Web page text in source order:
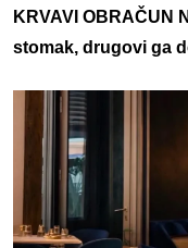
KRVAVI OBRAČUN
stomak, drugovi ga